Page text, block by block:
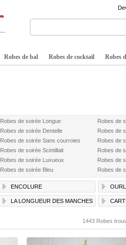
Robes de bal Robes de cocktail Robes
Robes de soirée Longue
Robes de
Robes de soirée Dentelle
Robes de
Robes de soirée Sans courroies
Robes de
Robes de soirée Scintillait
Robes de
Robes de soirée Luxueux
Robes de
Robes de soirée Bleu Robes de
ENCOLURE
LA LONGUEUR DES MANCHES
1443 Robes